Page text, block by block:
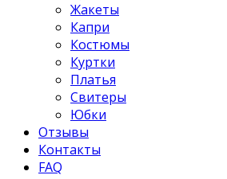
Жакеты
Капри
Костюмы
Куртки
Платья
Свитеры
Юбки
Отзывы
Контакты
FAQ